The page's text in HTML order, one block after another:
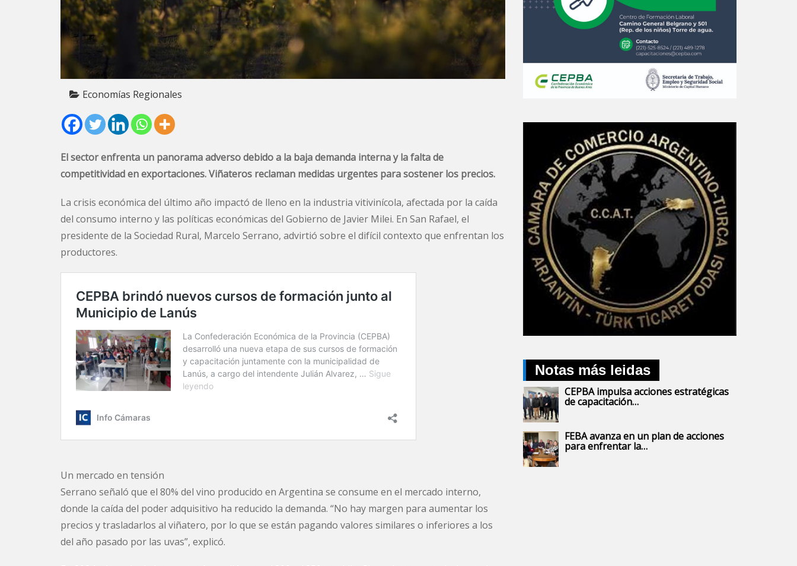
Economías Regionales
El sector enfrenta un panorama adverso debido a la baja demanda interna y la falta de
competitividad en exportaciones. Viñateros reclaman medidas urgentes para sostener los precios.
La crisis económica del último año impactó de lleno en la industria vitivinícola, afectada por la caída
del consumo interno y las políticas económicas del Gobierno de Javier Milei. En San Rafael, el
presidente de la Sociedad Rural, Marcelo Serrano, advirtió sobre el difícil contexto que enfrentan los
productores.
Un mercado en tensión
Serrano señaló que el 80% del vino producido en Argentina se consume en el mercado interno,
donde la caída del poder adquisitivo ha reducido la demanda. “No hay margen para aumentar los
precios y trasladarlos al viñatero, por lo que se están pagando valores similares o inferiores a los
del año pasado por las uvas”, explicó.
Notas más leidas
CEPBA impulsa acciones estratégicas
de capacitación…
FEBA avanza en un plan de acciones
para enfrentar la…